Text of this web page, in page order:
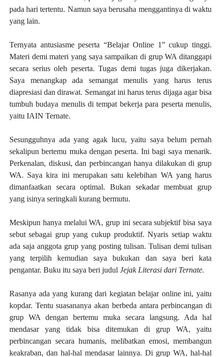
pada hari tertentu. Namun saya berusaha menggantinya di waktu
yang lain.
Ternyata antusiasme peserta “Belajar Online 1” cukup tinggi.
Materi demi materi yang saya sampaikan di grup WA ditanggapi
secara serius oleh peserta. Tugas demi tugas juga dikerjakan.
Saya menangkap ada semangat menulis yang harus terus
diapresiasi dan dirawat. Semangat ini harus terus dijaga agar bisa
tumbuh budaya menulis di tempat bekerja para peserta menulis,
yaitu IAIN Ternate.
Sesungguhnya ada yang agak lucu, yaitu saya belum pernah
sekalipun bertemu muka dengan peserta. Ini bagi saya menarik.
Perkenalan, diskusi, dan perbincangan hanya dilakukan di grup
WA. Saya kira ini merupakan satu kelebihan WA yang harus
dimanfaatkan secara optimal. Bukan sekadar membuat grup
yang isinya seringkali kurang bermutu.
Meskipun hanya melalui WA, grup ini secara subjektif bisa saya
sebut sebagai grup yang cukup produktif. Nyaris setiap waktu
ada saja anggota grup yang posting tulisan. Tulisan demi tulisan
yang terpilih kemudian saya bukukan dan saya beri kata
pengantar. Buku itu saya beri judul Jejak Literasi dari Ternate.
Rasanya ada yang kurang dari kegiatan belajar online ini, yaitu
kopdar. Tentu suasananya akan berbeda antara perbincangan di
grup WA dengan bertemu muka secara langsung. Ada hal
mendasar yang tidak bisa ditemukan di grup WA, yaitu
perbincangan secara humanis, melibatkan emosi, membangun
keakraban, dan hal-hal mendasar lainnya. Di grup WA, hal-hal